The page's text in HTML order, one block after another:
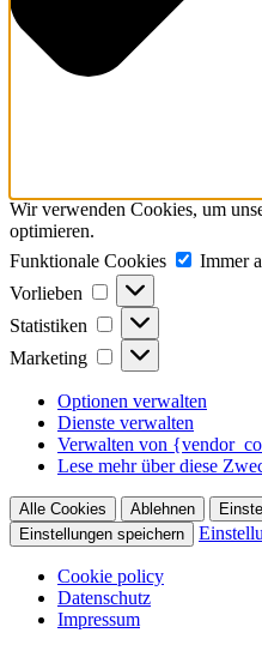
Wir verwenden Cookies, um
optimieren.
Funktionale Cookies
Cookies
Immer
Vorlieben
Vorlieben
Statistiken Statistiken
Marketing Marketing
Optionen verwalten
Dienste verwalten
Verwalten von
Lese mehr über diese
Alle Cookies Ablehnen
Einstellungen speichern
Cookie policy
Datenschutz
Impressum